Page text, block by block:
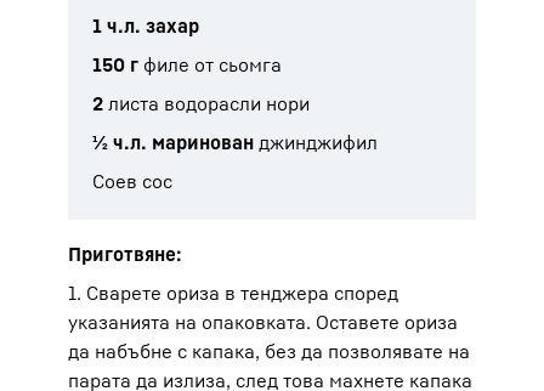
1 ч.л. захар
150 г филе от сьомга
2 листа водорасли нори
½ ч.л. маринован джинджифил
Соев сос
Приготвяне:
1. Сварете ориза в тенджера според
указанията на опаковката. Оставете ориза
да набъбне с капака, без да позволявате на
парата да излиза, след това махнете капака